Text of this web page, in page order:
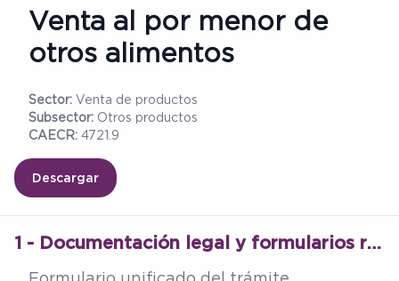
Venta al por menor de
otros alimentos
Sector: Venta de productos
Subsector: Otros productos
CAECR: 4721.9
Descargar
1 - Documentación legal y formularios requeridos para el trámite